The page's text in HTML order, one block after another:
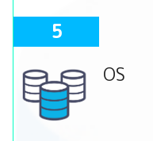
5
OS